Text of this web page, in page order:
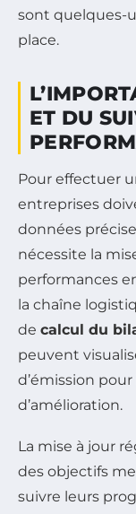
sont quelques-
place.
ET DU
Pour effectuer
entreprises
données
nécessite la
performances
la chaîne
de calcul du
peuvent
d’émission
d’amélioration.
La mise à jour
des objectifs
suivre leurs